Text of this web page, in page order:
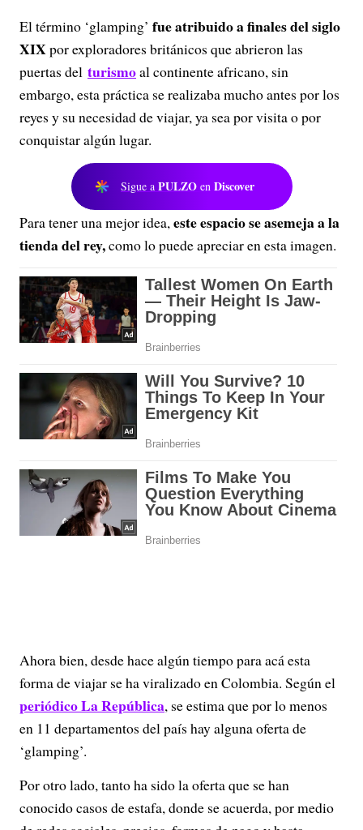
El término ‘glamping’ fue atribuido a finales del siglo
XIXpor exploradores británicos que abrieron las
puertas del turismoal continente africano, sin
embargo, esta práctica se realizaba mucho antes por los
reyes y su necesidad de viajar, ya sea por visita o por
conquistar algún lugar.
Sigue a PULZO en Discover
Para tener una mejor idea,este espacio se asemeja a la
tienda del rey,como lo puede apreciar en esta imagen.
Ahora bien, desde hace algún tiempo para acá esta
forma de viajar se ha viralizado en Colombia. Según el
periódico La República, se estima que por lo menos
en 11 departamentos del país hay alguna oferta de
‘glamping’.
Por otro lado, tanto ha sido la oferta que se han
conocido casos de estafa, donde se acuerda, por medio